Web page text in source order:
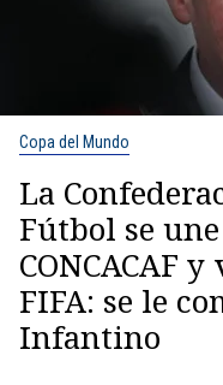
Copa del Mundo
La
Fútbol se
CONCACAF
FIFA: se le
Infantino